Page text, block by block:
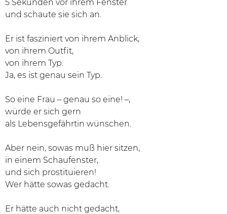
5 Sekunden vor ihrem Fenster
und schaute sie sich an.
Er ist fasziniert von ihrem Anblick,
von ihrem Outfit,
von ihrem Typ.
Ja, es ist genau sein Typ.
So eine Frau – genau so eine! –,
würde er sich gern
als Lebensgefährtin wünschen.
Aber nein, sowas muß hier sitzen,
in einem Schaufenster,
und sich prostituieren!
Wer hätte sowas gedacht.
Er hätte auch nicht gedacht,